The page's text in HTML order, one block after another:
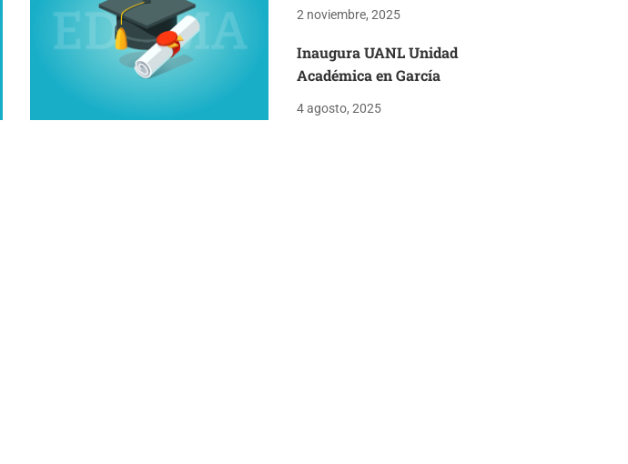
2 noviembre, 2025
Inaugura UANL Unidad
Académica en García
4 agosto, 2025